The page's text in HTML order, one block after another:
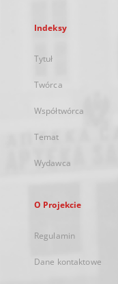
Indeksy
Tytuł
Twórca
Współtwórca
Temat
Wydawca
O Projekcie
Regulamin
Dane kontaktowe